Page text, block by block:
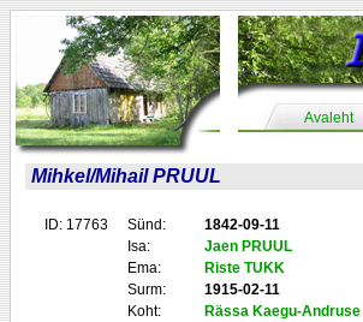
Avaleht
Mihkel/Mihail PRUUL
ID: 17763 Sünd:
1842-09-11
Isa:
Jaen PRUUL
Ema:
Riste TUKK
Surm:
1915-02-11
Koht:
Rässa Kaegu-Andruse